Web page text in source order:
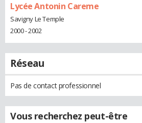
Lycée Antonin Careme
Savigny Le Temple
2000 - 2002
Réseau
Pas de contact professionnel
Vous recherchez peut-être